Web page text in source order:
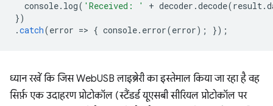
console. log( 'Received: ' + decoder .decode(result.
})
.catch(error => { console. error(error); });
ध्यान रखें कि जिस WebUSB लाइब्रेरी का इस्तेमाल किया जा रहा है वह
सिर्फ़ एक उदाहरण प्रोटोकॉल (स्टैंडर्ड यूएसबी सीरियल प्रोटोकॉल पर